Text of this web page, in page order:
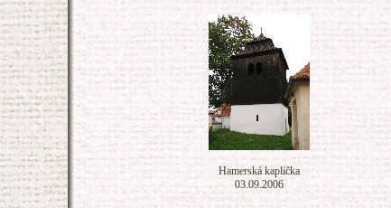
Hamerská kaplička
03.09.2006